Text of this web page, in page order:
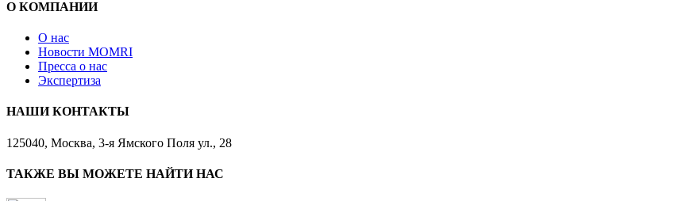
О КОМПАНИИ
О нас
Новости MOMRI
Пресса о нас
Экспертиза
НАШИ КОНТАКТЫ
125040, Москва, 3-я Ямского Поля ул., 28
ТАКЖЕ ВЫ МОЖЕТЕ НАЙТИ НАС